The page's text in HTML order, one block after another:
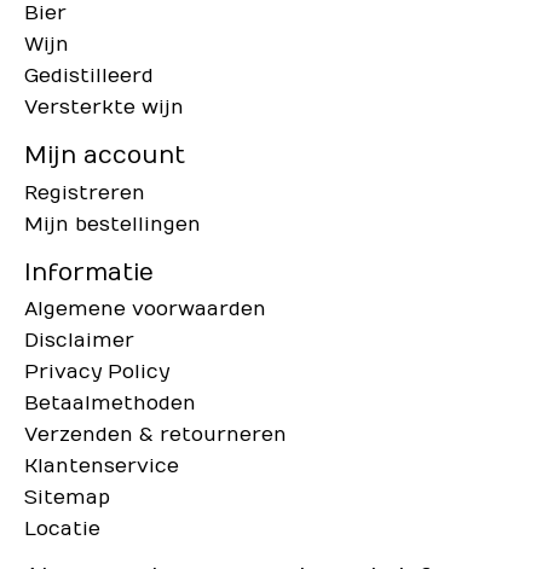
Bier
Wijn
Gedistilleerd
Versterkte wijn
Mijn account
Registreren
Mijn bestellingen
Informatie
Algemene voorwaarden
Disclaimer
Privacy Policy
Betaalmethoden
Verzenden & retourneren
Klantenservice
Sitemap
Locatie